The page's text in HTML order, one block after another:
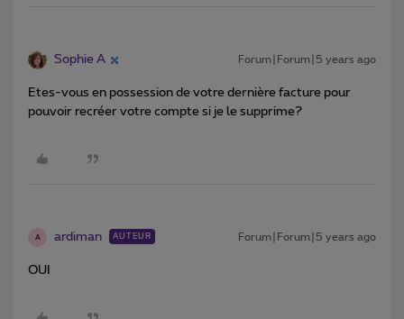
Sophie A Forum|Forum|5 years ago
Etes-vous en possession de votre dernière facture pour
pouvoir recréer votre compte si je le supprime?
A ardiman AUTEUR Forum|Forum|5 years ago
OUI